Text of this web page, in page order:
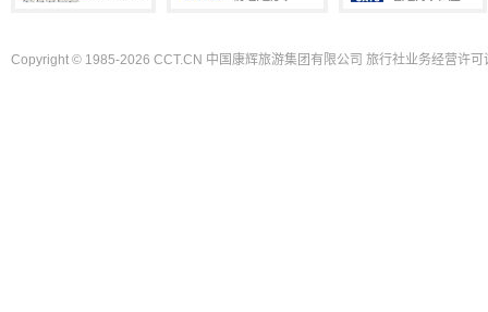
Copyright © 1985-2026 CCT.CN 中国康辉旅游集团有限公司 旅行社业务经营许